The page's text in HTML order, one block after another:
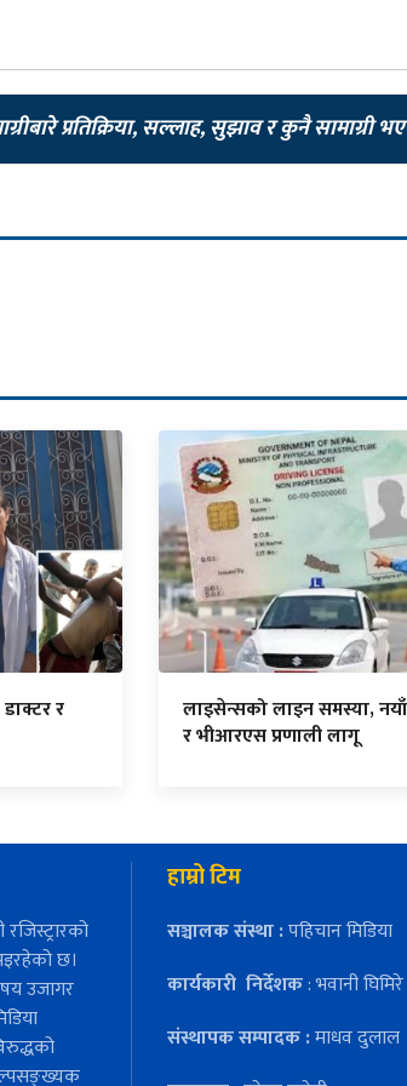
प्रतिक्रिया, सल्लाह, सुझाव र कुनै सामाग्री भए
र
लाइसेन्सको लाइन समस्या,
र भीआरएस प्रणाली लागू
छ।
उजागर
हाम्रो टिम
सञ्चालक संस्था :पहिचान मिडिया
कार्यकारी निर्देशक: भवानी घिमिरे
संस्थापक सम्पादक :माधव दुलाल